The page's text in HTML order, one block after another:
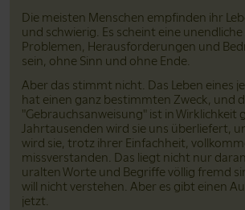
Die meisten Menschen empfinden ihr
und schwierig. Es scheint eine
Problemen, Herausforderungen und
sein, ohne Sinn und ohne Ende.
Aber das stimmt nicht. Das Leben eines
hat einen ganz bestimmten Zweck, und
"Gebrauchsanweisung" ist in Wirklichkeit
Jahrtausenden wird sie uns überliefert,
wird sie, trotz ihrer Einfachheit,
missverstanden. Das liegt nicht nur
uralten Worte und Begriffe völlig fremd
will nicht verstehen. Aber es gibt einen
jetzt.